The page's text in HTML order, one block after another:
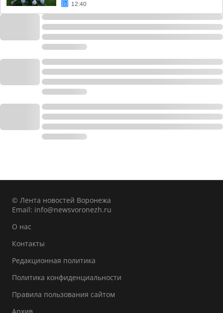
12:40
© Лента новостей Воронежа
Email: info@newsvoronezh.ru
О нас
Контакты
Редакционная политика
Политика конфиденциальности
Правила пользования сайтом